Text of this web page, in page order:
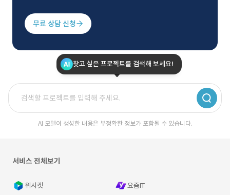
무료 상담 신청
찾고 싶은 프로젝트를 검색해 보세요!
AI 모델이 생성한 내용은 부정확한 정보가 포함될 수 있습니다.
서비스 전체보기
위시켓 요즘IT